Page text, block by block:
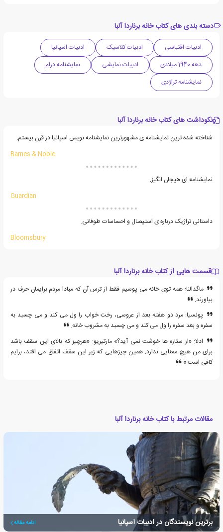
دسته بندی های کتاب خانه برناردا آلبا
ادبیات اقتباسی ادبیات کلاسیک
ادبیات اسپانیا
دهه 1940 میلادی
ادبیات نمایشی
نمایشنامه درام
نمایشنامه تراژدی
نکوداشت های کتاب خانه برناردا آلبا
شناخته شده ترین نمایشنامه ی مشهورترین نمایشنامه نویس اسپانیا در قرن بیستم.
Barnes & Noble
نمایشنامه ای هیجان انگیز.
Guardian
داستانی تراژیک درباره ی استیصال و احساسات طوفانی.
Bloomsbury
قسمت هایی از کتاب خانه برناردا آلبا
ماگدالنا: همه توی خانه می پوسیم فقط از ترس آن که مبادا مردم برایمان حرف در
بیاورند.
پونسیا: مرد دو هفته بعد از عروسی، رخت خواب را ول می کند و می چسبد به
سفره و بعد سفره را ول می کند و می چسبد به مشروب خانه.
ادلا: «از ستاره ها خوشت نمی آید؟» مارتیریو: «هرچیز که بالای این سقف باشد
برای من هیچ معنایی ندارد. همین چیزهایی که زیر این سقف اتفاق می افتد، برایم
کافی است.»
مقالات مرتبط با کتاب خانه برناردا آلبا
برترین نویسندگان در ادبیات اسپانیا ادامه مقاله